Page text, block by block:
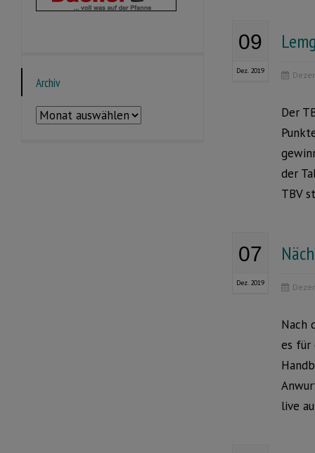
09
Dez. 2019
Der
der
TBV
07
Dez. 2019
Nach
es für
live
Archiv
Archiv